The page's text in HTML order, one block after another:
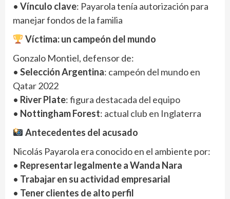
• Vínculo clave: Payarola tenía autorización para
manejar fondos de la familia
Víctima: un campeón del mundo
Gonzalo Montiel, defensor de:
• Selección Argentina: campeón del mundo en
Qatar 2022
• River Plate: figura destacada del equipo
• Nottingham Forest: actual club en Inglaterra
Antecedentes del acusado
Nicolás Payarola era conocido en el ambiente por:
• Representar legalmente a Wanda Nara
• Trabajar en su actividad empresarial
• Tener clientes de alto perfil